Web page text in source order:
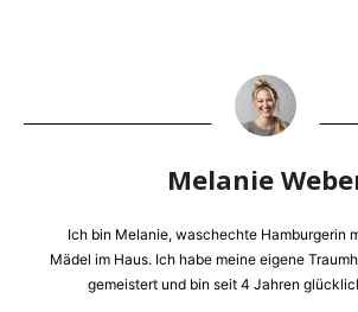
Melanie
Ich bin Melanie, waschechte Hamburgerin
Mädel im Haus. Ich habe meine eigene
gemeistert und bin seit 4 Jahren